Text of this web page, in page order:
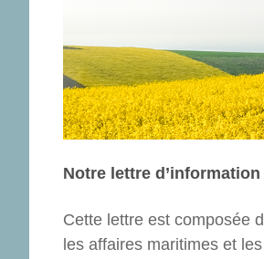
Notre lettre
Cette lettre est composée
les affaires maritimes et